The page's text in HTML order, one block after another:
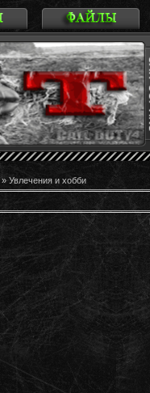
» Увлечения и хобби